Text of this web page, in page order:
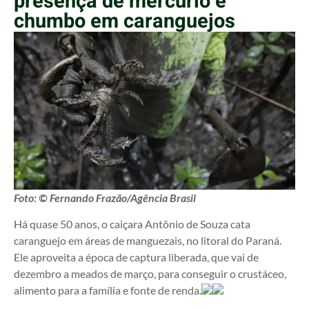
chumbo em caranguejos
Foto: © Fernando Frazão/Agência Brasil
Há quase 50 anos, o caiçara Antônio de Souza cata
caranguejo em áreas de manguezais, no litoral do Paraná.
Ele aproveita a época de captura liberada, que vai de
dezembro a meados de março, para conseguir o crustáceo,
alimento para a família e fonte de renda.